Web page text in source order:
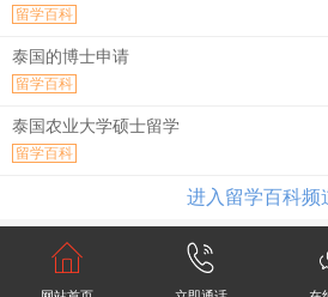
留学百科
泰国的博士申请
留学百科
泰国农业大学硕士留学
留学百科
进入留学百科频